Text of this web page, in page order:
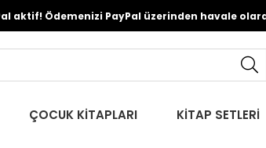
aktif! Ödemenizi PayPal üzerinden havale
ÇOCUK KİTAPLARI KİTAP SETLERİ